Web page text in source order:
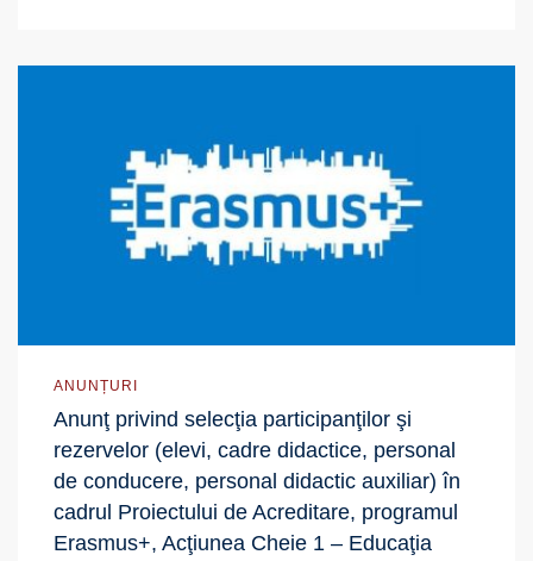
ANUNȚURI
Anunţ privind selecţia participanţilor şi
rezervelor (elevi, cadre didactice, personal
de conducere, personal didactic auxiliar) în
cadrul Proiectului de Acreditare, programul
Erasmus+, Acţiunea Cheie 1 – Educaţia